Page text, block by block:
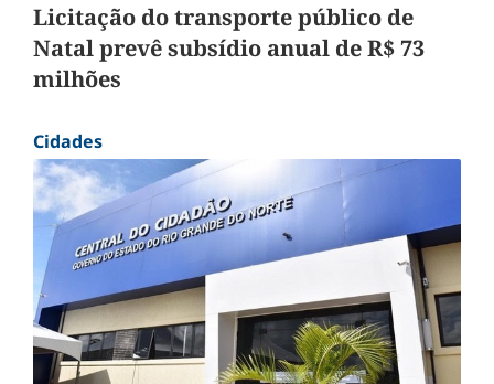
Licitação do transporte público de
Natal prevê subsídio anual de R$ 73
milhões
Cidades